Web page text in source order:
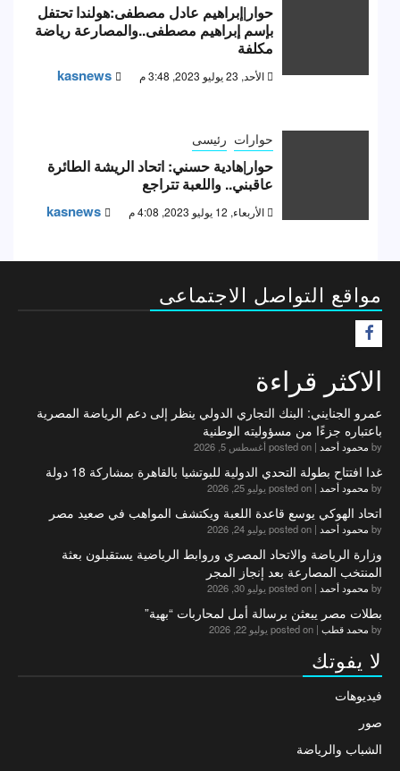
حوار|إبراهيم عادل مصطفى:هولندا تحتفل
بإسم إبراهيم مصطفى..والمصارعة رياضة
مكلفة
الأحد, 23 يوليو 2023, 3:48 م kasnews
حوارات رئيسى
حوار|هادية حسني: اتحاد الريشة الطائرة
عاقبني.. واللعبة تتراجع
الأربعاء, 12 يوليو 2023, 4:08 م kasnews
مواقع التواصل الاجتماعى
الاكثر قراءة
عمرو الجنايني: البنك التجاري الدولي ينظر إلى دعم الرياضة المصرية
باعتباره جزءًا من مسؤوليته الوطنية
by محمود أحمد | posted on أغسطس 5, 2026
غدا افتتاح بطولة التحدي الدولية للبوتشيا بالقاهرة بمشاركة 18 دولة
by محمود أحمد | posted on يوليو 25, 2026
اتحاد الهوكي يوسع قاعدة اللعبة ويكتشف المواهب في صعيد مصر
by محمود أحمد | posted on يوليو 24, 2026
وزارة الرياضة والاتحاد المصري وروابط الرياضية يستقبلون بعثة
المنتخب المصارعة بعد إنجاز المجر
by محمود أحمد | posted on يوليو 30, 2026
بطلات مصر يبعثن برسالة أمل لمحاربات “بهية”
by محمد قطب | posted on يوليو 22, 2026
لا يفوتك
فيديوهات
صور
الشباب والرياضة